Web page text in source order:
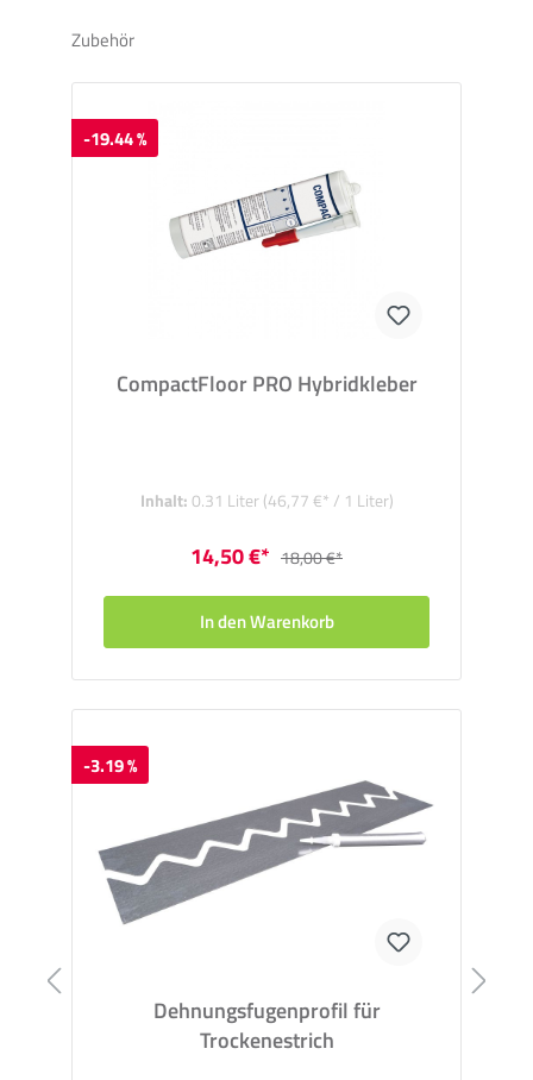
Zubehör
-19.44 %
CompactFloor PRO Hybridkleber
Inhalt:0.31 Liter(46,77 €* / 1 Liter)
14,50 €* 18,00 €*
In den Warenkorb
-3.19 %
Dehnungsfugenprofil für
Trockenestrich